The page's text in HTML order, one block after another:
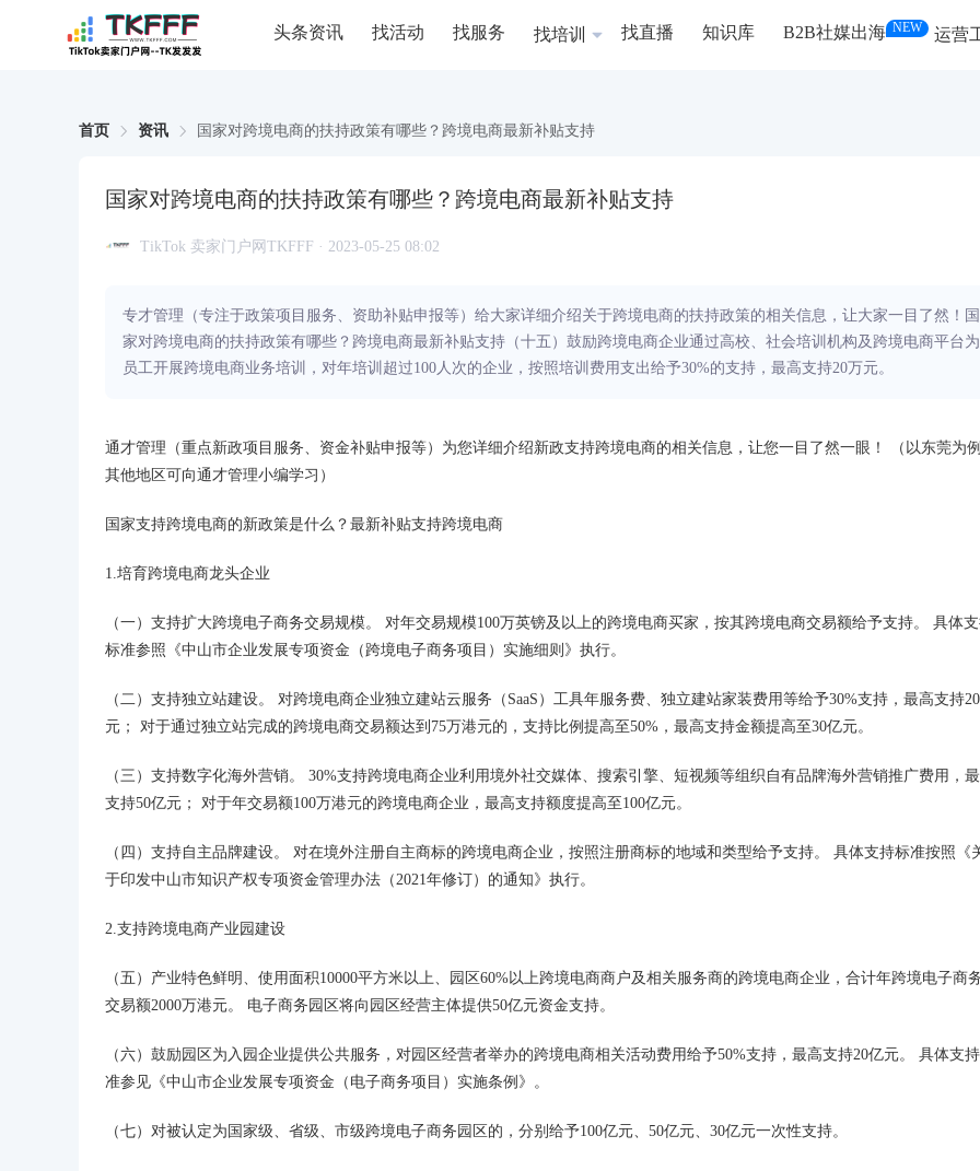
头条资讯 找活动 找服务 找培训 找直播 知识库 B2B社媒出海 NEW 运营
首页 资讯 国家对跨境电商的扶持政策有哪些？跨境电商最新补贴支持
国家对跨境电商的扶持政策有哪些？跨境电商最新补贴支持
TikTok 卖家门户网TKFFF · 2023-05-25 08:02
专才管理（专注于政策项目服务、资助补贴申报等）给大家详细介绍关于跨境电商的扶持政策的相关信息，让大家一目了然！国
家对跨境电商的扶持政策有哪些？跨境电商最新补贴支持（十五）鼓励跨境电商企业通过高校、社会培训机构及跨境电商平台为
员工开展跨境电商业务培训，对年培训超过100人次的企业，按照培训费用支出给予30%的支持，最高支持20万元。
通才管理（重点新政项目服务、资金补贴申报等）为您详细介绍新政支持跨境电商的相关信息，让您一目了然一眼！ （以东莞为例
其他地区可向通才管理小编学习）
国家支持跨境电商的新政策是什么？最新补贴支持跨境电商
1.培育跨境电商龙头企业
（一）支持扩大跨境电子商务交易规模。 对年交易规模100万英镑及以上的跨境电商买家，按其跨境电商交易额给予支持。 具体
标准参照《中山市企业发展专项资金（跨境电子商务项目）实施细则》执行。
（二）支持独立站建设。 对跨境电商企业独立建站云服务（SaaS）工具年服务费、独立建站家装费用等给予30%支持，最高支持
元； 对于通过独立站完成的跨境电商交易额达到75万港元的，支持比例提高至50%，最高支持金额提高至30亿元。
（三）支持数字化海外营销。 30%支持跨境电商企业利用境外社交媒体、搜索引擎、短视频等组织自有品牌海外营销推广费用，
支持50亿元； 对于年交易额100万港元的跨境电商企业，最高支持额度提高至100亿元。
（四）支持自主品牌建设。 对在境外注册自主商标的跨境电商企业，按照注册商标的地域和类型给予支持。 具体支持标准按照《
于印发中山市知识产权专项资金管理办法（2021年修订）的通知》执行。
2.支持跨境电商产业园建设
（五）产业特色鲜明、使用面积10000平方米以上、园区60%以上跨境电商商户及相关服务商的跨境电商企业，合计年跨境电子商
交易额2000万港元。 电子商务园区将向园区经营主体提供50亿元资金支持。
（六）鼓励园区为入园企业提供公共服务，对园区经营者举办的跨境电商相关活动费用给予50%支持，最高支持20亿元。 具体支
准参见《中山市企业发展专项资金（电子商务项目）实施条例》。
（七）对被认定为国家级、省级、市级跨境电子商务园区的，分别给予100亿元、50亿元、30亿元一次性支持。